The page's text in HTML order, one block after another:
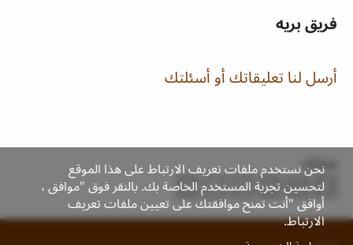
فريق بريه
أرسل لنا تعليقاتك أو أسئلتك
شارك
نحن نستخدم ملفات تعريف الارتباط على هذا الموقع
لتحسين تجربة المستخدم الخاصة بك. بالنقر فوق "موافق ،
أوافق "أنت تمنح موافقتك على تعيين ملفات تعريف
الارتباط.